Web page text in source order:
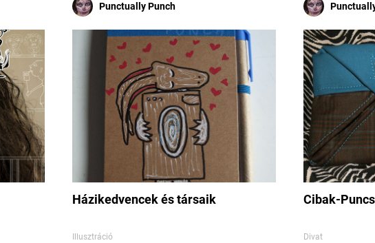
Punctually Punch
Házikedvencek és társaik
Illusztráció
Cibak-
Divat